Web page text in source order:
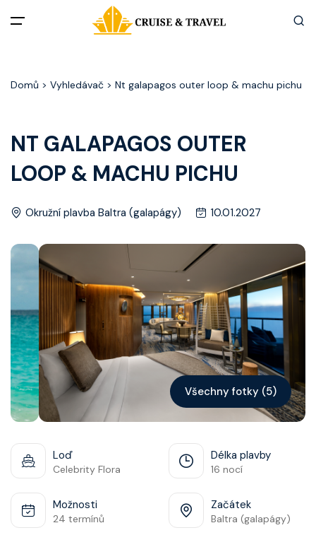
Akční nabídky
Destinace
Zážitky z plaveb
Užitečné informace
Často kladené otázky
Články
Kontakt
Vyhledat plavbu
Domů > Vyhledávač > Nt galapagos outer loop & machu pichu
NT GALAPAGOS OUTER
LOOP & MACHU PICHU
Okružní plavba Baltra (galapágy) 10.01.2027
Všechny fotky (5)
Loď
Celebrity Flora
Délka plavby
16 nocí
Možnosti
24 termínů
Začátek
Baltra (galapágy)